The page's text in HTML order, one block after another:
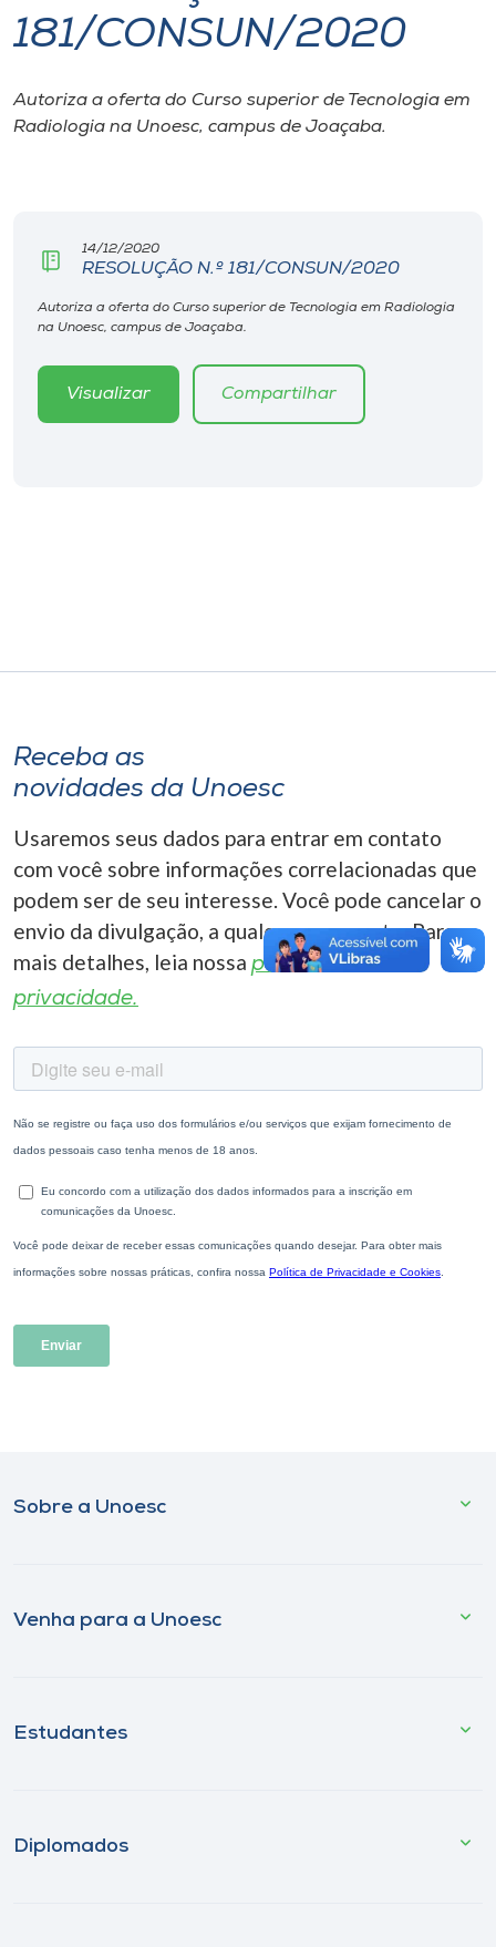
I.nova
Diplomados
CPA
Biblioteca
Editora
A-
181/CONSUN/2020
Autoriza a oferta do Curso superior de Tecnologia em
Radiologia na Unoesc, campus de Joaçaba.
14/12/2020
RESOLUÇÃO N.º 181/CONSUN/2020
Autoriza a oferta do Curso superior de Tecnologia em Radiologia
na Unoesc, campus de Joaçaba.
Visualizar Compartilhar
Receba as
novidades da Unoesc
Usaremos seus dados para entrar em contato
com você sobre informações correlacionadas que
podem ser de seu interesse. Você pode cancelar o
envio da divulgação, a qualquer momento. Para
mais detalhes, leia nossa política de
privacidade.
Sobre a Unoesc
Venha para a Unoesc
Estudantes
Diplomados